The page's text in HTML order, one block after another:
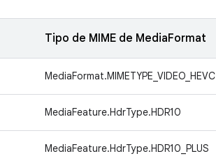
Tipo de MIME de MediaFormat
MediaFormat.MIMETYPE_VIDEO_HEVC
MediaFeature.HdrType.HDR10
MediaFeature.HdrType.HDR10_PLUS